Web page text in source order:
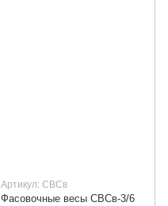
Артикул: СВСв
Фасовочные весы СВСв-3/6